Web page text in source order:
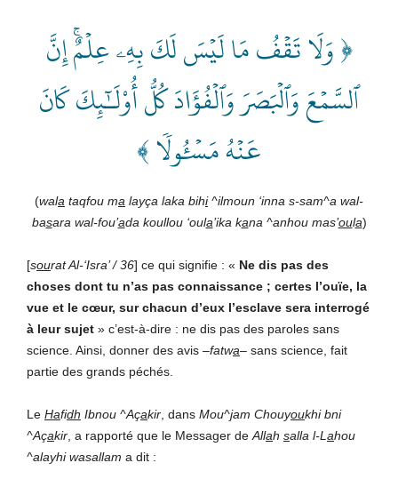
﴿ وَلَا تَقۡفُ مَا لَيۡسَ لَكَ بِهِۦ عِلۡمٌۚ إِنَّ
ٱلسَّمۡعَ وَٱلۡبَصَرَ وَٱلۡفُؤَادَ كُلُّ أُوْلَـٰٓئِكَ كَانَ
عَنۡهُ مَسۡ‍ُٔولٗا ﴾
(wala taqfou ma layça laka bihi^ilmoun ‘inna s-sam^a wal-
basara wal-fou’ada koullou ‘oula’ika kana ^anhou mas’oula)
[sourat Al-‘Isra’ / 36] ce qui signifie : « Ne dis pas des
choses dont tu n’as pas connaissance ; certes l’ouïe, la
vue et le cœur, sur chacun d’eux l’esclave sera interrogé
à leur sujet » c’est-à-dire : ne dis pas des paroles sans
science. Ainsi, donner des avis –fatwa– sans science, fait
partie des grands péchés.
Le Hafidh Ibnou ^Açakir , dans Mou^jam Chouyoukhi bni
^Açakir , a rapporté que le Messager de Allah salla l-L ahou
^alayhi wasallam a dit :